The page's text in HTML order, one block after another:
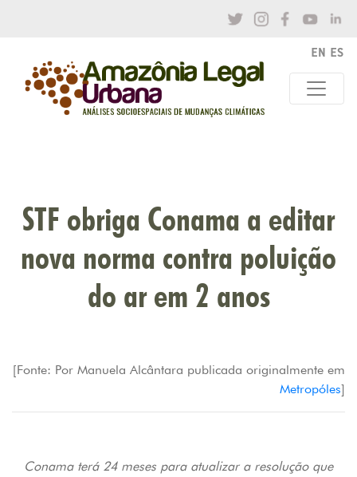
STF obriga Conama a editar
nova norma contra poluição
do ar em 2 anos
[Fonte: Por Manuela Alcântara publicada originalmente em
Metropóles]
Conama terá 24 meses para atualizar a resolução que